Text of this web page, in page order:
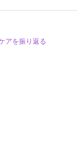
アを振り返る